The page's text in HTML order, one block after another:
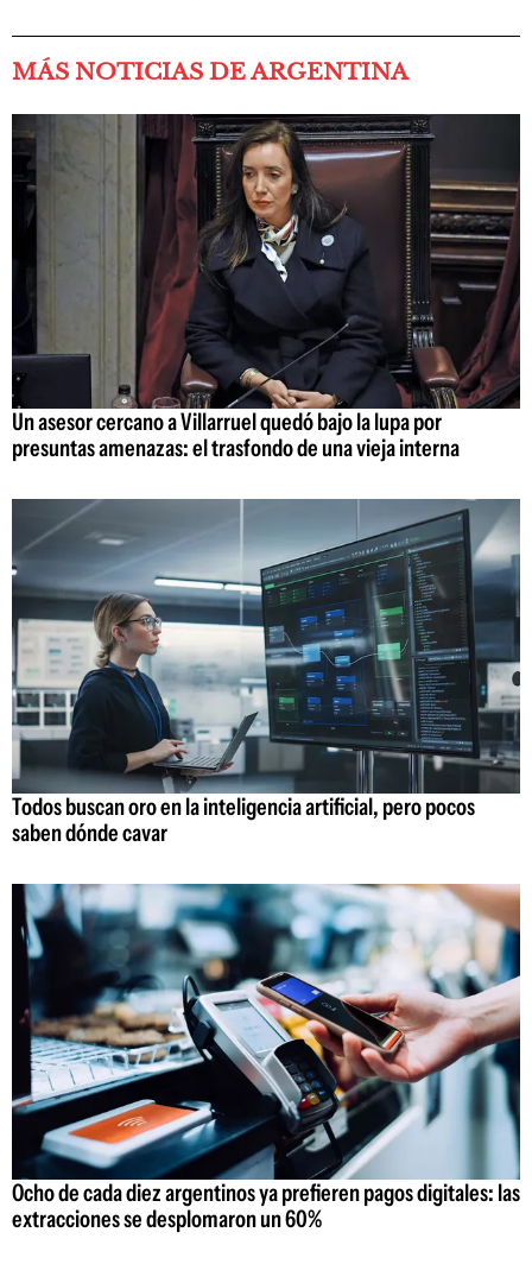
MÁS NOTICIAS DE ARGENTINA
Un asesor cercano a Villarruel quedó bajo la lupa por
presuntas amenazas: el trasfondo de una vieja interna
Todos buscan oro en la inteligencia artificial, pero pocos
saben dónde cavar
Ocho de cada diez argentinos ya prefieren pagos digitales: las
extracciones se desplomaron un 60%